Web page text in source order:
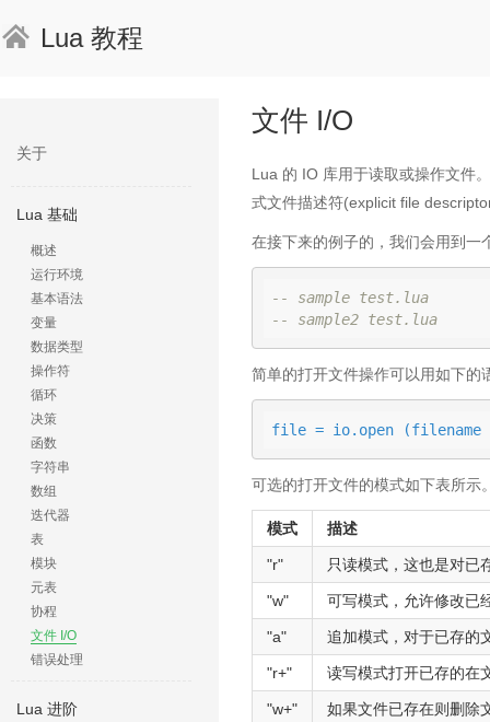
Lua 教程
关于
Lua 基础
概述
运行环境
基本语法
变量
数据类型
操作符
循环
决策
函数
字符串
数组
迭代器
表
模块
元表
协程
文件 I/O
错误处理
Lua 进阶
文件 I/O
Lua 的 IO 库用于读取或操作文件
式文件描述符(explicit file
在接下来的例子的，我们会用到一
-- sample test.lua
-- sample2 test.lua
简单的打开文件操作可以用如下的
file = io.open (filename
可选的打开文件的模式如下表所示
模式 描述
"r" 只读模式，这也是对已
"w" 可写模式，允许修改已
"a" 追加模式，对于已存的
"r+" 读写模式打开已存的在
"w+" 如果文件已存在则删除